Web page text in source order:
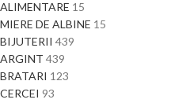
ALIMENTARE 15
MIERE DE ALBINE 15
BIJUTERII 439
ARGINT 439
BRATARI 123
CERCEI 93